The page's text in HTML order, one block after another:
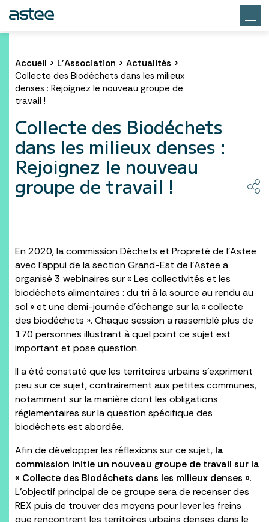
Accueil > L’Association > Actualités >
Collecte des Biodéchets dans les milieux
denses : Rejoignez le nouveau groupe de
travail !
Collecte des Biodéchets
dans les milieux denses :
Rejoignez le nouveau
groupe de travail !
En 2020, la commission Déchets et Propreté de l’Astee
avec l’appui de la section Grand-Est de l’Astee a
organisé 3 webinaires sur « Les collectivités et les
biodéchets alimentaires : du tri à la source au rendu au
sol » et une demi-journée d’échange sur la « collecte
des biodéchets ». Chaque session a rassemblé plus de
170 personnes illustrant à quel point ce sujet est
important et pose question.
Il a été constaté que les territoires urbains s’expriment
peu sur ce sujet, contrairement aux petites communes,
notamment sur la manière dont les obligations
réglementaires sur la question spécifique des
biodéchets est abordée.
Afin de développer les réflexions sur ce sujet, la
commission initie un nouveau groupe de travail sur la
« Collecte des Biodéchets dans les milieux denses ».
L’objectif principal de ce groupe sera de recenser des
REX puis de trouver des moyens pour lever les freins
que rencontrent les territoires urbains denses dans le